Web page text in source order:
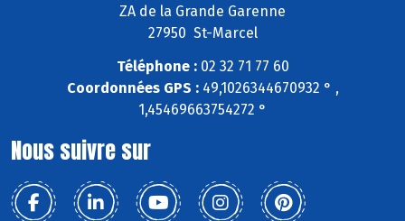
ZA de la Grande Garenne
27950 St-Marcel
Téléphone :02 32 71 77 60
Coordonnées GPS :49,1026344670932 ° ,
1,45469663754272 °
Nous suivre sur